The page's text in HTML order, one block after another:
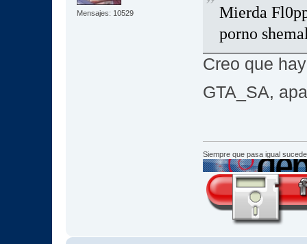
Mensajes: 10529
Mierda
porno
Creo que
GTA_SA,
Siempre que pasa igual